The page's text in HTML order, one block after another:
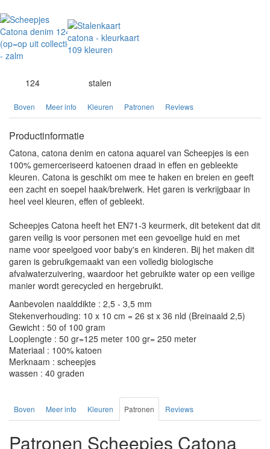
124 stalen
Boven Meer info Kleuren Patronen Reviews
Productinformatie
Catona, catona denim en catona aquarel van Scheepjes is een
100% gemerceriseerd katoenen draad in effen en gebleekte
kleuren. Catona is geschikt om mee te haken en breien en geeft
een zacht en soepel haak/breiwerk. Het garen is verkrijgbaar in
heel veel kleuren, effen of gebleekt.
Scheepjes Catona heeft het EN71-3 keurmerk, dit betekent dat dit
garen veilig is voor personen met een gevoelige huid en met
name voor speelgoed voor baby's en kinderen. Bij het maken dit
garen is gebruikgemaakt van een volledig biologische
afvalwaterzuivering, waardoor het gebruikte water op een veilige
manier wordt gerecycled en hergebruikt.
Aanbevolen naalddikte : 2,5 - 3,5 mm
Stekenverhouding: 10 x 10 cm = 26 st x 36 nld (Breinaald 2,5)
Gewicht : 50 of 100 gram
Looplengte : 50 gr=125 meter 100 gr= 250 meter
Materiaal : 100% katoen
Merknaam : scheepjes
wassen : 40 graden
Boven Meer info Kleuren Patronen Reviews
Patronen Scheepjes Catona